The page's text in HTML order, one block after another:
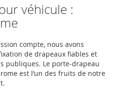
véhicule :
compte, nous avons
de drapeaux fiables et
publiques. Le porte-drapeau
est l’un des fruits de notre